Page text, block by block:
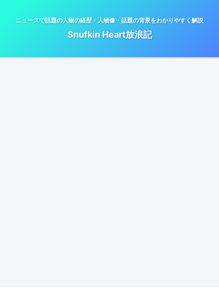
ニュースで話題の人物の経歴・人物像・話題の背景をわかりやすく解説
Snufkin Heart放浪記